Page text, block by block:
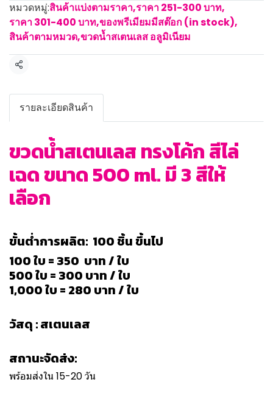
หมวดหมู่:สินค้าแบ่งตามราคา,ราคา 251-300 บาท,
ราคา 301-400 บาท,ของพรีเมียมมีสต๊อก (in stock),
สินค้าตามหมวด,ขวดน้ำสเตนเลส อลูมิเนียม
แชร์
รายละเอียดสินค้า
ขวดน้ำสเตนเลส ทรงโค้ก สีไล่
เฉด ขนาด 500 ml. มี 3 สีให้
เลือก
ขั้นต่ำการผลิต: 100 ชิ้น ขึ้นไป
100 ใบ = 350 บาท / ใบ
500 ใบ = 300 บาท / ใบ
1,000 ใบ = 280 บาท / ใบ
วัสดุ : สเตนเลส
สถานะจัดส่ง:
พร้อมส่งใน 15-20 วัน